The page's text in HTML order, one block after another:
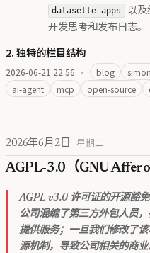
datasette-apps 以及
开发思考和发布日志。
2. 独特的栏目结构
2026-06-21 22:56 · blog
ai-agent
mcp open-source
2026年6月2日 星期二
AGPL-3.0（GNU Affero
AGPL v3.0 许可证的开源豁
公司混编了第三方外包人员
提供服务；一旦我们修改了
源机制，导致公司相关的商